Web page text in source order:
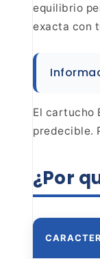
equilibrio
exacta con
El cartucho
predecible.
¿Por